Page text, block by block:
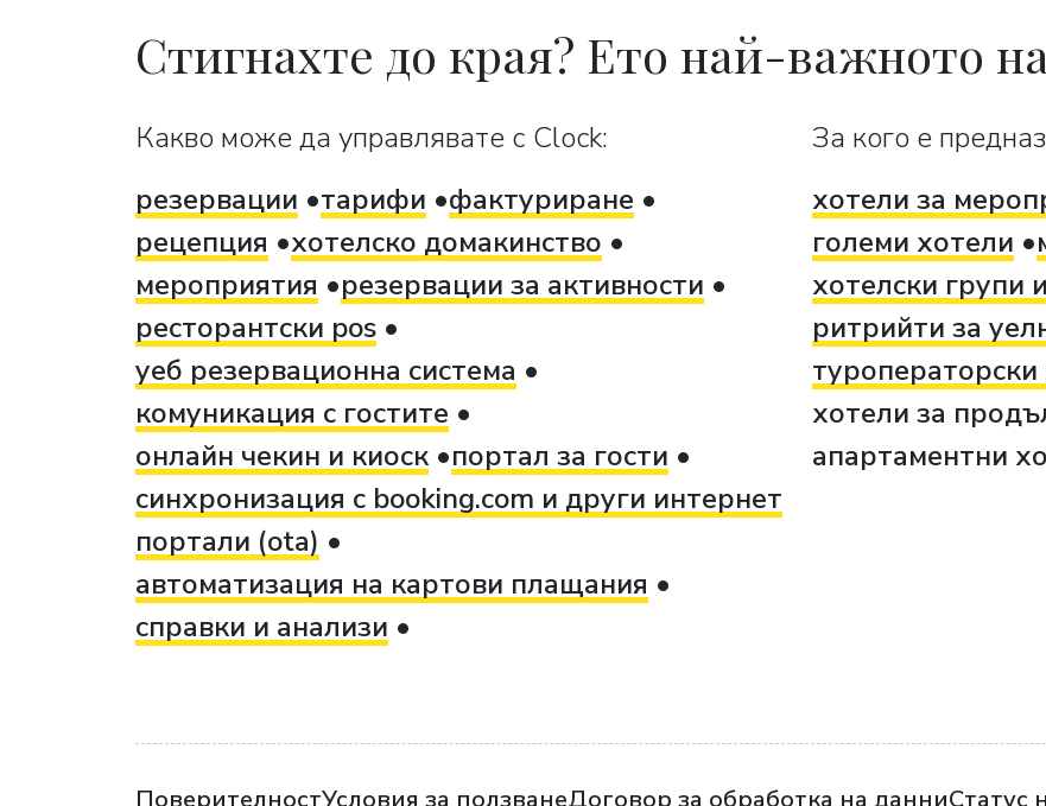
Стигнахте до края? Ето най-важното
Какво може да управлявате с Clock:
резервации
тарифи
фактуриране
рецепция
хотелско домакинство
мероприятия
резервации за активности
ресторантски pos
уеб резервационна система
комуникация с гостите
онлайн чекин и киоск
портал за гости
синхронизация с booking.com и други интернет
портали (ota)
автоматизация на картови плащания
справки и анализи
За кого е
хотели за
големи хотели
хотелски групи
ритрийти за
хотели за
апартаментни
ПоверителностУсловия за ползванеДоговор за обработка на данниСтатус